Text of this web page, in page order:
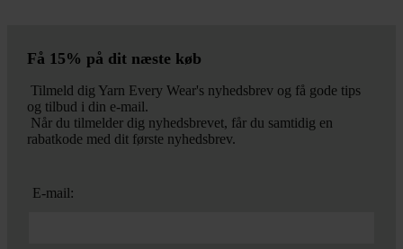
Få 15% på dit næste køb
Tilmeld dig Yarn Every Wear's nyhedsbrev og få gode tips
og tilbud i din e-mail.
Når du tilmelder dig nyhedsbrevet, får du samtidig en
rabatkode med dit første nyhedsbrev.
E-mail: